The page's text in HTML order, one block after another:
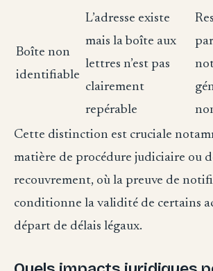
Boîte non
identifiable
L’adresse existe
mais la boîte aux
lettres n’est pas
clairement
repérable
Cette distinction est cruciale
matière de procédure judiciaire ou
recouvrement, où la preuve de
conditionne la validité de certains
départ de délais légaux.